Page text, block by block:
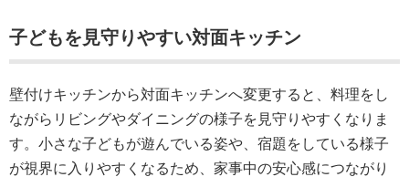
子どもを見守りやすい対面キッチン
壁付けキッチンから対面キッチンへ変更すると、料理をし
ながらリビングやダイニングの様子を見守りやすくなりま
す。小さな子どもが遊んでいる姿や、宿題をしている様子
が視界に入りやすくなるため、家事中の安心感につながり